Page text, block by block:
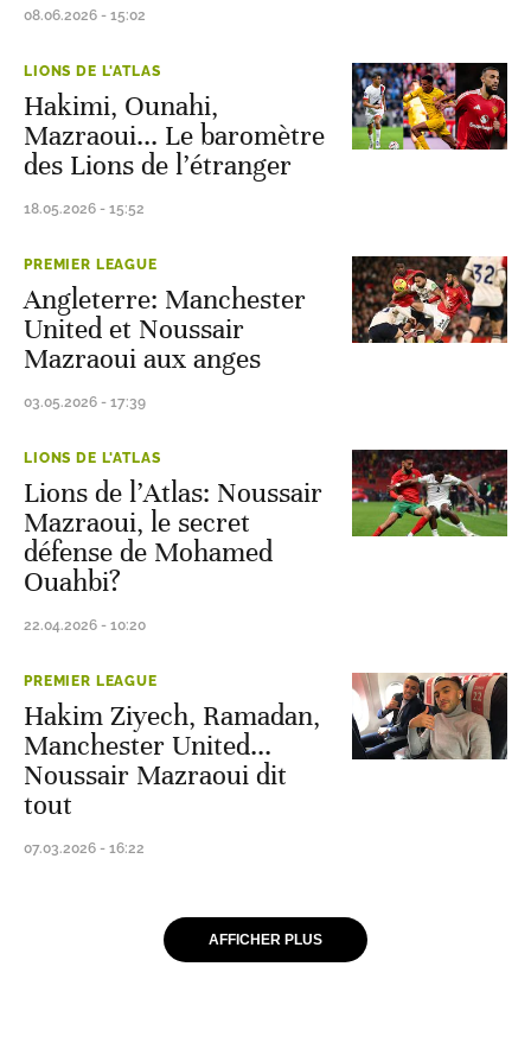
08.06.2026 - 15:02
LIONS DE L'ATLAS
Hakimi, Ounahi,
Mazraoui... Le baromètre
des Lions de l’étranger
18.05.2026 - 15:52
PREMIER LEAGUE
Angleterre: Manchester
United et Noussair
Mazraoui aux anges
03.05.2026 - 17:39
LIONS DE L'ATLAS
Lions de l’Atlas: Noussair
Mazraoui, le secret
défense de Mohamed
Ouahbi?
22.04.2026 - 10:20
PREMIER LEAGUE
Hakim Ziyech, Ramadan,
Manchester United...
Noussair Mazraoui dit
tout
07.03.2026 - 16:22
AFFICHER PLUS